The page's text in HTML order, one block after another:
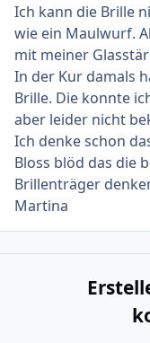
Ich kann die Brille
wie ein Maulwurf.
mit meiner
In der Kur damals
Brille. Die konnte
aber leider nicht
Ich denke schon
Bloss blöd das die
Brillenträger
Martina